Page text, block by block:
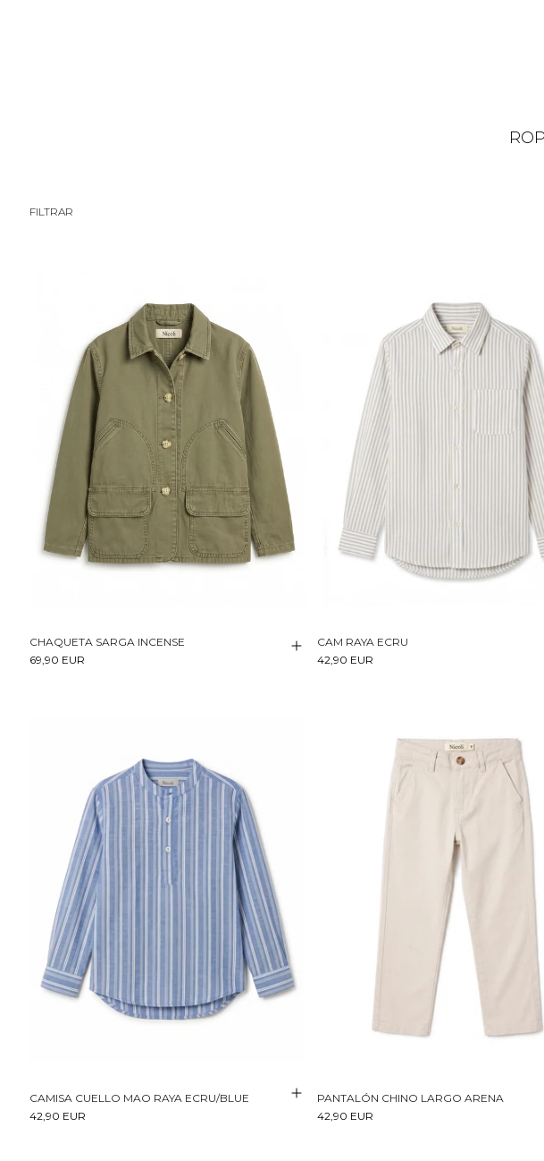
FILTRAR
CHAQUETA SARGA INCENSE
69,90 EUR
CAM RAYA ECRU
42,90 EUR
CAMISA CUELLO MAO RAYA ECRU/BLUE
42,90 EUR
PANTALÓN CHINO LARGO ARENA
42,90 EUR